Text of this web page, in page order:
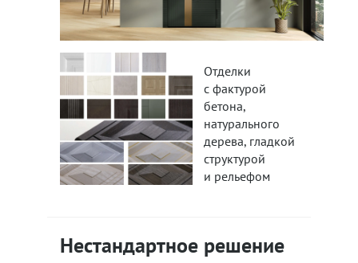
Отделки
с фактурой
бетона,
натурального
дерева, гладкой
структурой
и рельефом
Нестандартное решение